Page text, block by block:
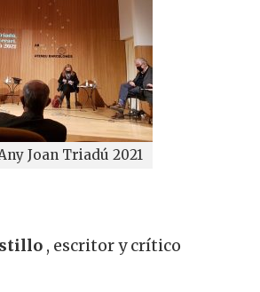
Joan Triadú 2021
, escritor y crítico